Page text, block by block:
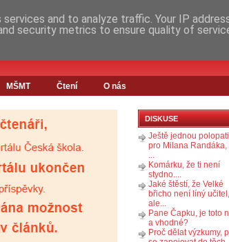
MŠMT Čtení O nás
DISKUSE
Ještě jednou
pro Milana Randáka,
...
Komárku, že ti není
stydno....
Jaké štěstí, že Velké
břicho není líný učitel,
ale...
Pane Čapku, je toto
a vhodné?
Proč dělat výzkumy,
and to analyze traffic. Your IP
security metrics to ensure quality of